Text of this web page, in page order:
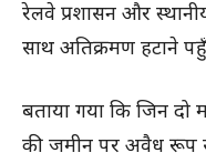
रेलवे प्रशासन और
साथ अतिक्रमण हटाने
बताया गया कि जिन दो
की जमीन पर अवैध रूप